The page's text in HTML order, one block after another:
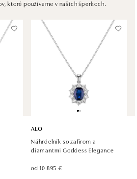
5 - Smíchov
21:00
OC Olympia, Brno
Modřice
+420 605 231 821
Palladium, Praha 1
00 Praha 1 - Nové Město
ktoré používame v našich šperkoch.
ALO
Náhrdelník so zafírom a
diamantmi Goddess Elegance
od 10 895 €